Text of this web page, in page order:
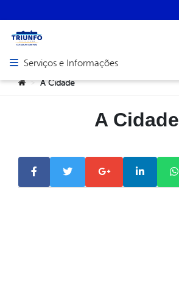
Abrir menu principal de navegação
Serviços e Informações
Você está aqui:
> A Cidade
A Cidade